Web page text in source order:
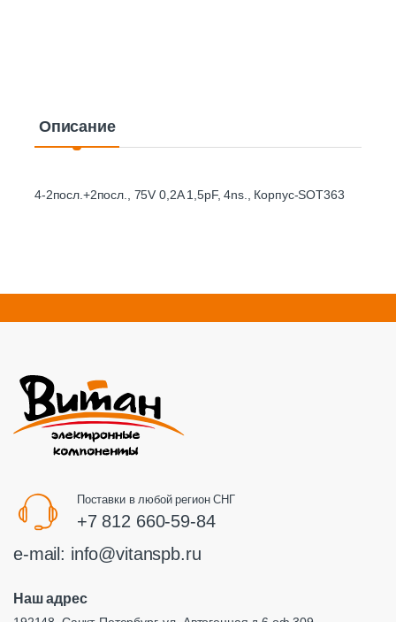
Описание
4-2посл.+2посл., 75V 0,2A 1,5pF, 4ns., Корпус-SOT363
Поставки в любой регион СНГ
+7 812 660-59-84
e-mail: info@vitanspb.ru
Наш адрес